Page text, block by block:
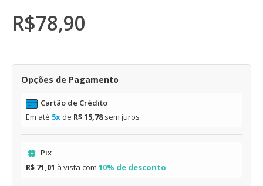
R$78,90
Opções de Pagamento
Cartão de Crédito
Em até 5x de R$ 15,78sem juros
Pix
R$ 71,01 à vista com 10% de desconto